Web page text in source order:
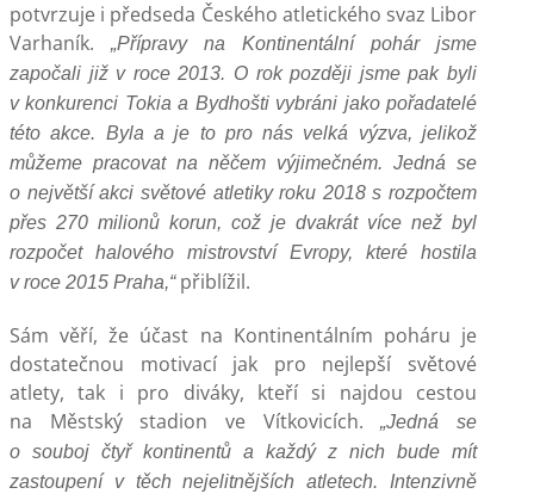
potvrzuje i předseda Českého atletického svaz Libor
Varhaník.
„Přípravy na Kontinentální pohár jsme
započali již v roce 2013. O rok později jsme pak byli
v konkurenci Tokia a Bydhošti vybráni jako pořadatelé
této akce. Byla a je to pro nás velká výzva, jelikož
můžeme pracovat na něčem výjimečném. Jedná se
o největší akci světové atletiky roku 2018 s rozpočtem
přes 270 milionů korun, což je dvakrát více než byl
rozpočet halového mistrovství Evropy, které hostila
v roce 2015 Praha,“přiblížil.
Sám věří, že účast na Kontinentálním poháru je
dostatečnou motivací jak pro nejlepší světové
atlety, tak i pro diváky, kteří si najdou cestou
na Městský stadion ve Vítkovicích.„Jedná se
o souboj čtyř kontinentů a každý z nich bude mít
zastoupení v těch nejelitnějších atletech. Intenzivně